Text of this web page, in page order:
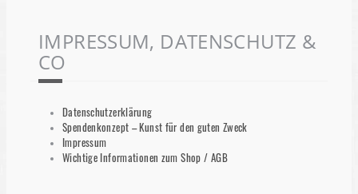
IMPRESSUM, DATENSCHUTZ &
CO
Datenschutzerklärung
Spendenkonzept – Kunst für den guten Zweck
Impressum
Wichtige Informationen zum Shop / AGB